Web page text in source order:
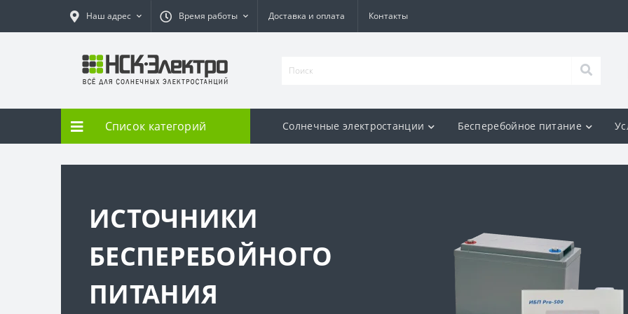
Наш адрес Время работы Доставка и оплата Контакты
Список категорий Солнечные электростанции Бесперебойное питание
ИСТОЧНИКИ
БЕСПЕРЕБОЙНОГО
ПИТАНИЯ